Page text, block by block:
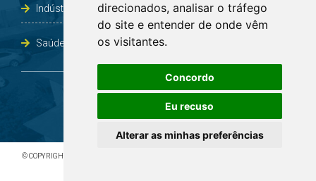
direcionados, analisar o tráfego
do site e entender de onde vêm
os visitantes.
Concordo
Eu recuso
Alterar as minhas preferências
Indústria, Comércio, Agricultura e Meio Ambiente
Saúde
© COPYRIGHT 2026 - TODOS OS DIREITOS RESERVADOS À PREFEITURA DE BOA VISTA DO